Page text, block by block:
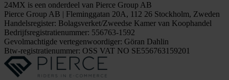
24MX is een onderdeel van Pierce Group AB
Pierce Group AB | Fleminggatan 20A, 112 26 Stockholm, Zweden
Handelsregister: Bolagsverket/Zweedse Kamer van Koophandel
Bedrijfsregistratienummer: 556763-1592
Gevolmachtigde vertegenwoordiger: Göran Dahlin
Btw-registratienummer: OSS VAT NO SE556763159201